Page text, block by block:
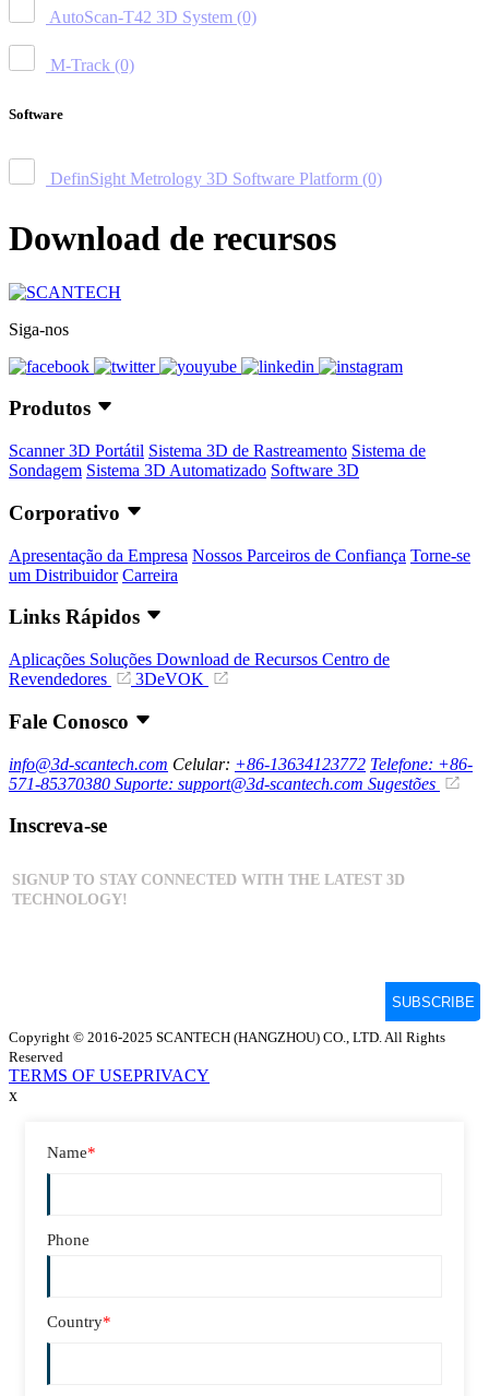
AutoScan-T42 3D System (0)
M-Track (0)
Software
DefinSight Metrology 3D Software Platform (0)
Download de recursos
Siga-nos
Produtos
Scanner 3D Portátil Sistema 3D de Rastreamento Sistema de
Sondagem Sistema 3D Automatizado Software 3D
Corporativo
Apresentação da Empresa Nossos Parceiros de Confiança Torne-se
um Distribuidor Carreira
Links Rápidos
Aplicações Soluções Download de Recursos Centro de
Revendedores
3DeVOK
Fale Conosco
info@3d-scantech.com Celular: +86-13634123772 Telefone: +86-
571-85370380 Suporte: support@3d-scantech.com Sugestões
Inscreva-se
Copyright © 2016-2025 SCANTECH (HANGZHOU) CO., LTD. All Rights
Reserved
TERMS OF USEPRIVACY
x
Name*
Phone
Country*